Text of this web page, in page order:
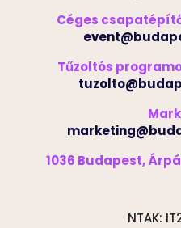
Céges
Tűzoltós
1036 Budapest,
NTAK: